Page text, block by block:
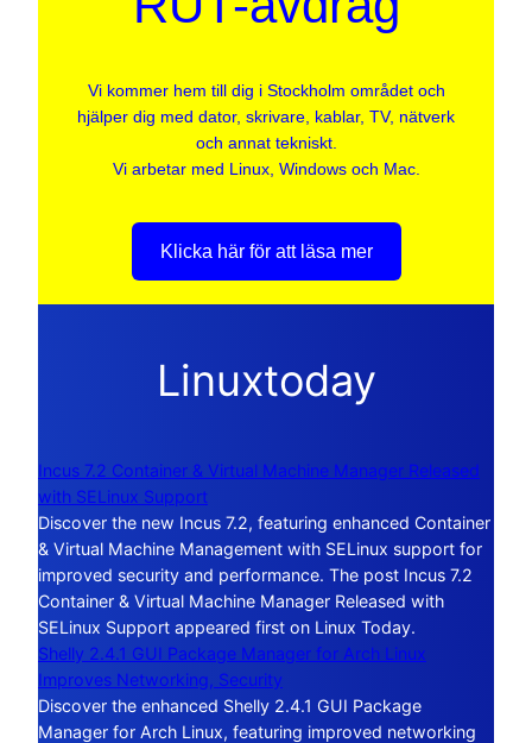
Vi kommer hem till dig i Stockholm området och
hjälper dig med dator, skrivare, kablar, TV, nätverk
och annat tekniskt.
Vi arbetar med Linux, Windows och Mac.
Klicka här för att läsa mer
Linuxtoday
Incus 7.2 Container & Virtual Machine Manager Released
with SELinux Support
Discover the new Incus 7.2, featuring enhanced Container
& Virtual Machine Management with SELinux support for
improved security and performance. The post Incus 7.2
Container & Virtual Machine Manager Released with
SELinux Support appeared first on Linux Today.
Shelly 2.4.1 GUI Package Manager for Arch Linux
Improves Networking, Security
Discover the enhanced Shelly 2.4.1 GUI Package
Manager for Arch Linux, featuring improved networking